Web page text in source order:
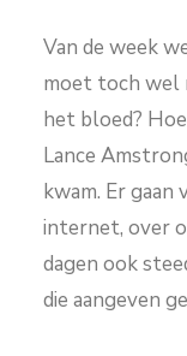
Van de week
moet toch wel
het bloed?
Lance
kwam. Er
internet, over
dagen ook
die aangeven